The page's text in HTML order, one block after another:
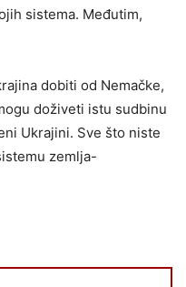
sistema. Međutim,
dobiti od Nemačke,
doživeti istu sudbinu
Ukrajini. Sve što niste
zemlja-